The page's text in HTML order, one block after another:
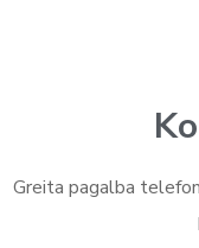
Greita pagalba